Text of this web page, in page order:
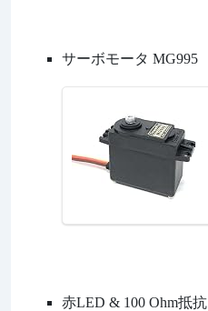
サーボモータ MG995
赤LED & 100 Ohm抵抗